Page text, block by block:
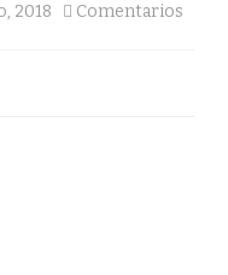
2018
Comentarios